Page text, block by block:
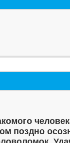
поздно